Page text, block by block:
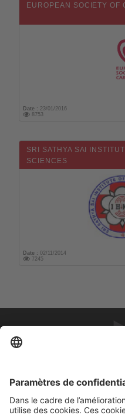
EUROPEAN SOCIETY OF
Date : 23/01/2016
8753
SRI SATHYA SAI
SCIENCES
Date : 02/11/2014
7245
À propos